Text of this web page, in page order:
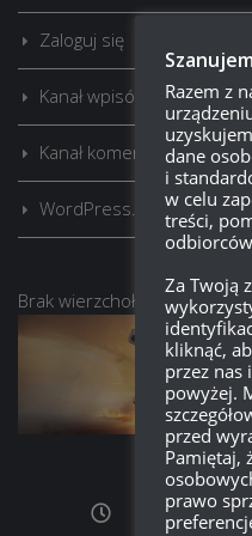
Zaloguj się
Kanał wpisów
Kanał komentarzy
WordPress.org
Brak wierzchołka drzewka
578
Dni
17
Razem z
dane
i
w celu
treści,
Za Twoją
kliknąć,
przez nas
powyżej.
przed
Pamiętaj,
prawo